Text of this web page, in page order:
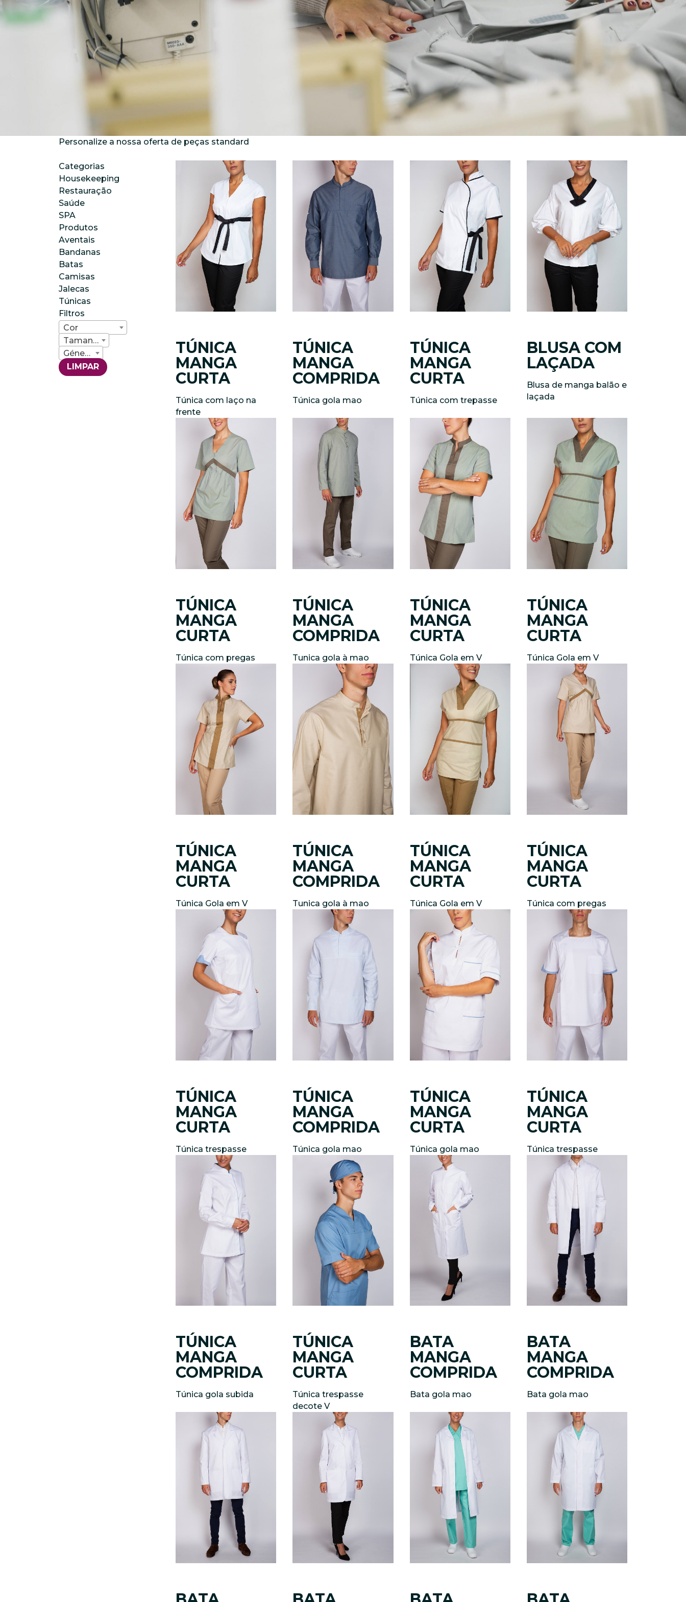
Personalize a nossa oferta de peças standard
Categorias
Housekeeping
Restauração
Saúde
SPA
Produtos
Aventais
Bandanas
Batas
Camisas
Jalecas
Túnicas
Filtros
Cor
Tamanho
Género
LIMPAR
TÚNICA
MANGA
CURTA
Túnica com laço na
frente
TÚNICA
MANGA
COMPRIDA
Túnica gola mao
TÚNICA
MANGA
CURTA
Túnica com trepasse
BLUSA COM
LAÇADA
Blusa de manga balão e
laçada
TÚNICA
MANGA
CURTA
Túnica com pregas
TÚNICA
MANGA
COMPRIDA
Tunica gola à mao
TÚNICA
MANGA
CURTA
Túnica Gola em V
TÚNICA
MANGA
CURTA
Túnica Gola em V
TÚNICA
MANGA
CURTA
Túnica Gola em V
TÚNICA
MANGA
COMPRIDA
Tunica gola à mao
TÚNICA
MANGA
CURTA
Túnica Gola em V
TÚNICA
MANGA
CURTA
Túnica com pregas
TÚNICA
MANGA
CURTA
Túnica trespasse
TÚNICA
MANGA
COMPRIDA
Túnica gola mao
TÚNICA
MANGA
CURTA
Túnica gola mao
TÚNICA
MANGA
CURTA
Túnica trespasse
TÚNICA
MANGA
COMPRIDA
Túnica gola subida
TÚNICA
MANGA
CURTA
Túnica trespasse
decote V
BATA
MANGA
COMPRIDA
Bata gola mao
BATA
MANGA
COMPRIDA
Bata gola mao